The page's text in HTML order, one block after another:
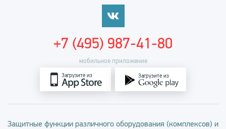
мобильное приложение
Загрузите из Загрузите из
+7 (495) 987-41-80
Защитные функции различного оборудования (комплексов) и